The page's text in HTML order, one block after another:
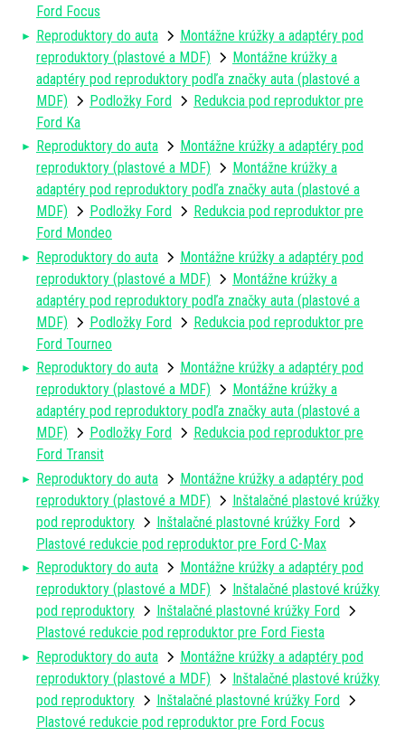
Ford Focus
Reproduktory do auta
Montážne krúžky a adaptéry pod
reproduktory (plastové a MDF)
Montážne krúžky a
adaptéry pod reproduktory podľa značky auta (plastové a
MDF)
Podložky Ford
Redukcia pod reproduktor pre
Ford Ka
Reproduktory do auta
Montážne krúžky a adaptéry pod
reproduktory (plastové a MDF)
Montážne krúžky a
adaptéry pod reproduktory podľa značky auta (plastové a
MDF)
Podložky Ford
Redukcia pod reproduktor pre
Ford Mondeo
Reproduktory do auta
Montážne krúžky a adaptéry pod
reproduktory (plastové a MDF)
Montážne krúžky a
adaptéry pod reproduktory podľa značky auta (plastové a
MDF)
Podložky Ford
Redukcia pod reproduktor pre
Ford Tourneo
Reproduktory do auta
Montážne krúžky a adaptéry pod
reproduktory (plastové a MDF)
Montážne krúžky a
adaptéry pod reproduktory podľa značky auta (plastové a
MDF)
Podložky Ford
Redukcia pod reproduktor pre
Ford Transit
Reproduktory do auta
Montážne krúžky a adaptéry pod
reproduktory (plastové a MDF)
Inštalačné plastové krúžky
pod reproduktory
Inštalačné plastovné krúžky Ford
Plastové redukcie pod reproduktor pre Ford C-Max
Reproduktory do auta
Montážne krúžky a adaptéry pod
reproduktory (plastové a MDF)
Inštalačné plastové krúžky
pod reproduktory
Inštalačné plastovné krúžky Ford
Plastové redukcie pod reproduktor pre Ford Fiesta
Reproduktory do auta
Montážne krúžky a adaptéry pod
reproduktory (plastové a MDF)
Inštalačné plastové krúžky
pod reproduktory
Inštalačné plastovné krúžky Ford
Plastové redukcie pod reproduktor pre Ford Focus